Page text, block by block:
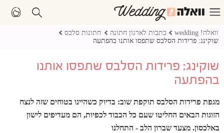
וואלה! wedding כתבות לארגון חתונה
חתונות סלבס
שוקינג: פרידות הסלבס שתפסו אותנו בהפתעה
שוקינג: פרידות הסלבס שתפסו אותנו
בהפתעה
מגפת פרידות הסלבס תוקפת שוב: בדיוק כשהיינו בטוחים שזה לנצח
הזוגות הבאים החליטו שעם כל הכבוד לכפיות, הם מעדיפים לישון
באלכסון. מצעד שברון הלב - התחלנו